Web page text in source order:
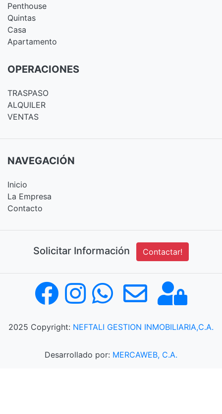
Penthouse
Quintas
Casa
Apartamento
OPERACIONES
TRASPASO
ALQUILER
VENTAS
NAVEGACIÓN
Inicio
La Empresa
Contacto
Solicitar Información Contactar!
2025 Copyright: NEFTALI GESTION INMOBILIARIA,C.A.
Desarrollado por: MERCAWEB, C.A.